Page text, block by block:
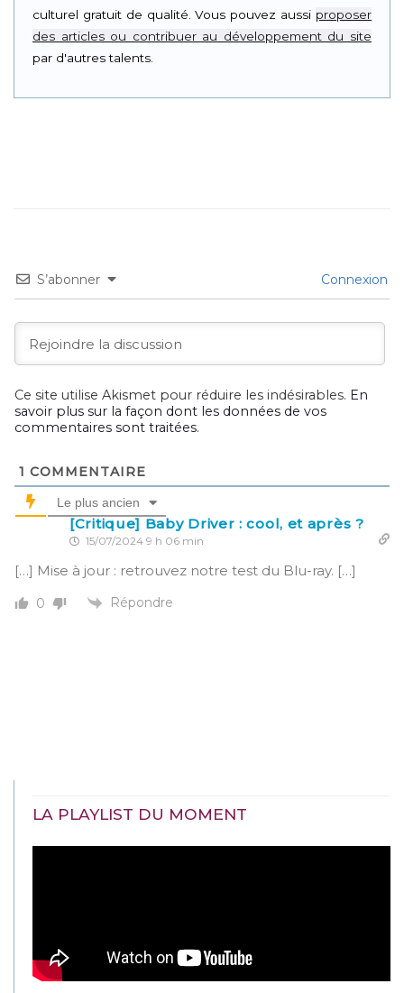
culturel gratuit de qualité. Vous pouvez aussi proposer
des articles ou contribuer au développement du site
par d'autres talents.
S’abonner Connexion
Ce site utilise Akismet pour réduire les indésirables. En
savoir plus sur la façon dont les données de vos
commentaires sont traitées.
1 COMMENTAIRE
Le plus ancien
[Critique] Baby Driver : cool, et après ?
15/07/2024 9 h 06 min
[…] Mise à jour : retrouvez notre test du Blu-ray. […]
0 Répondre
LA PLAYLIST DU MOMENT